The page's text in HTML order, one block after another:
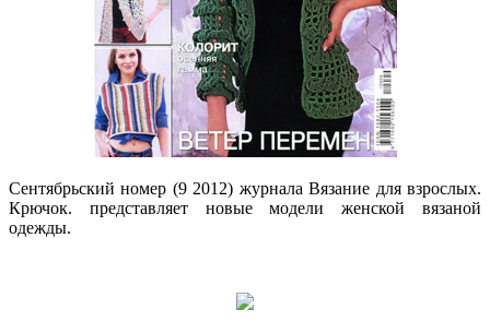
Сентябрьский номер (9 2012) журнала Вязание для взрослых.
Крючок. представляет новые модели женской вязаной
одежды.